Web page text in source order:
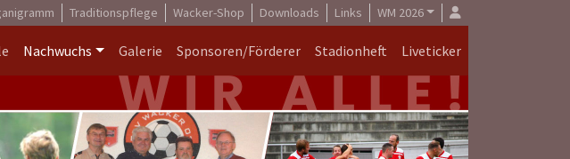
Traditionspflege Wacker-Shop Downloads Links WM 2026
Nachwuchs Galerie Sponsoren/Förderer Stadionheft Liveticker